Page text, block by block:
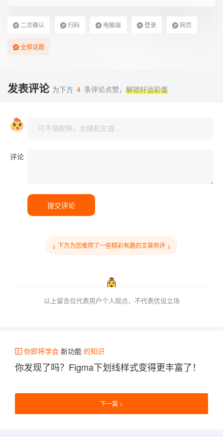
二次确认 扫码 电脑端 登录 网页
全部话题
发表评论 为下方 4 条评论点赞， 解锁好运彩蛋
评论
提交评论
↓ 下方为您推荐了一些精彩有趣的文章热评 ↓
以上留言仅代表用户个人观点，不代表优设立场
你即将学会 新功能 的知识
你发现了吗？Figma下划线样式变得更丰富了！
下一篇